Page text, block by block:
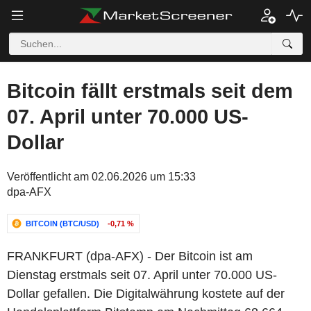
Bitcoin fällt erstmals seit dem
07. April unter 70.000 US-
Dollar
Veröffentlicht am 02.06.2026 um 15:33
dpa-AFX
BITCOIN (BTC/USD) -0,71 %
FRANKFURT (dpa-AFX) - Der Bitcoin ist am
Dienstag erstmals seit 07. April unter 70.000 US-
Dollar gefallen. Die Digitalwährung kostete auf der